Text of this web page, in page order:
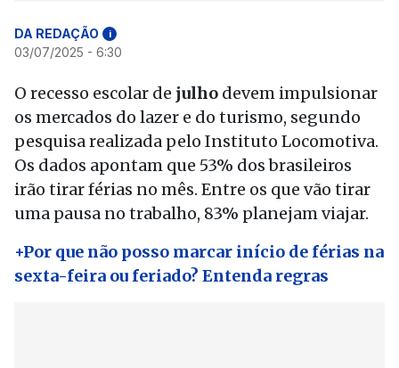
DA REDAÇÃO i
03/07/2025 - 6:30
O recesso escolar de julho devem impulsionar
os mercados do lazer e do turismo, segundo
pesquisa realizada pelo Instituto Locomotiva.
Os dados apontam que 53% dos brasileiros
irão tirar férias no mês. Entre os que vão tirar
uma pausa no trabalho, 83% planejam viajar.
+Por que não posso marcar início de férias na
sexta-feira ou feriado? Entenda regras